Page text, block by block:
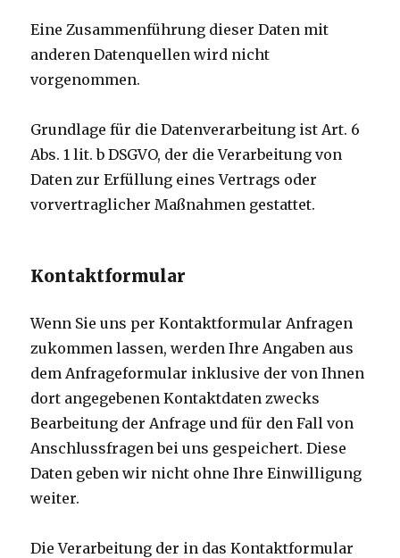
Eine Zusammenführung dieser Daten mit
anderen Datenquellen wird nicht
vorgenommen.
Grundlage für die Datenverarbeitung ist Art. 6
Abs. 1 lit. b DSGVO, der die Verarbeitung von
Daten zur Erfüllung eines Vertrags oder
vorvertraglicher Maßnahmen gestattet.
Kontaktformular
Wenn Sie uns per Kontaktformular Anfragen
zukommen lassen, werden Ihre Angaben aus
dem Anfrageformular inklusive der von Ihnen
dort angegebenen Kontaktdaten zwecks
Bearbeitung der Anfrage und für den Fall von
Anschlussfragen bei uns gespeichert. Diese
Daten geben wir nicht ohne Ihre Einwilligung
weiter.
Die Verarbeitung der in das Kontaktformular